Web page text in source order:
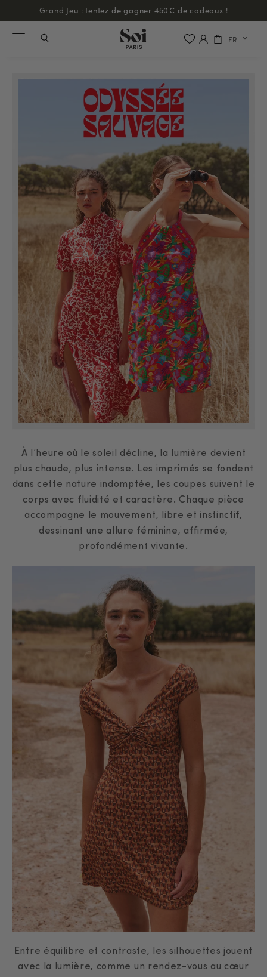
Back in Stock : nos robes bestsellers sont de retour !
FR
À l’heure où le soleil décline, la lumière devient
plus chaude, plus intense. Les imprimés se fondent
dans cette nature indomptée, les coupes suivent le
corps avec fluidité et caractère. Chaque pièce
accompagne le mouvement, libre et instinctif,
dessinant une allure féminine, affirmée,
profondément vivante.
Entre équilibre et contraste, les silhouettes jouent
avec la lumière, comme un rendez-vous au cœur